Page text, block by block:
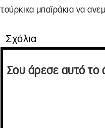
τούρκικα μπαϊράκια να
Σχόλια
Σου άρεσε αυτό το